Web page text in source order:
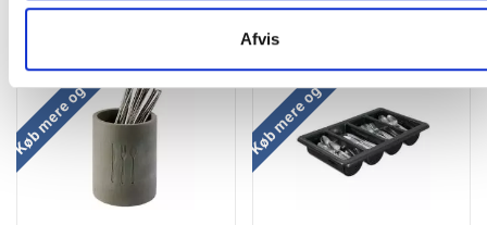
Afvis
Køb mere og spar Køb mere og spar